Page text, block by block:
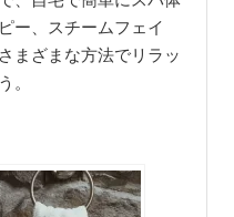
ー、スチームフェイ
まざまな方法でリラッ
。